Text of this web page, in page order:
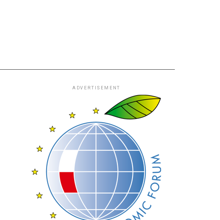
ADVERTISEMENT